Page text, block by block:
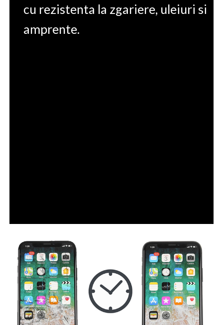
cu rezistenta la zgariere, uleiuri si
amprente.